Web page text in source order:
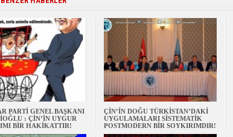
PARTİ GENEL BAŞKANI
: ÇİN’İN UYGUR
BİR HAKİKATTIR!
ÇİN’İN DOĞU TÜRKİSTAN’DAKİ
UYGULAMALARI SİSTEMATİK
POSTMODERN BİR SOYKIRIMDIR!